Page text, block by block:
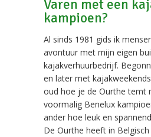
Varen met een
kampioen?
Al sinds 1981 gids ik
avontuur met mijn eigen
kajakverhuurbedrijf.
en later met
oud hoe je de Ourthe temt
voormalig Benelux
ander hoe leuk en
De Ourthe heeft in